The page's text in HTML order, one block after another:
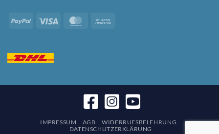
PayPal Visa MasterCard
IMPRESSUM AGB
WIDERRUFSBELEHRUNG
DATENSCHUTZERKLÄRUNG